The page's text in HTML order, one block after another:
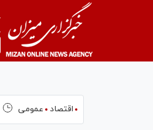
اقتصاد عمومی